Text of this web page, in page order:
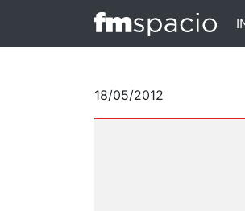
18/05/2012